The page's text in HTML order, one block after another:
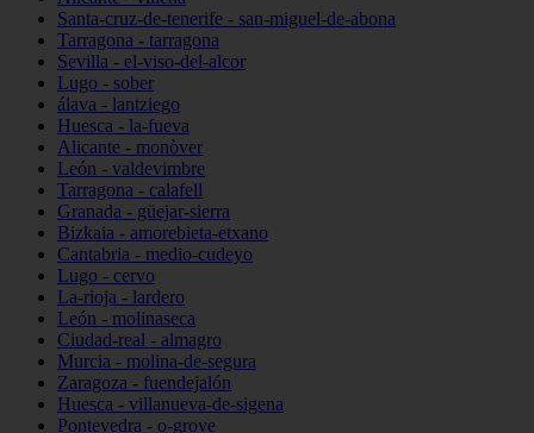
Santa-cruz-de-tenerife - san-miguel-de-abona
Tarragona - tarragona
Sevilla - el-viso-del-alcor
Lugo - sober
álava - lantziego
Huesca - la-fueva
Alicante - monòver
León - valdevimbre
Tarragona - calafell
Granada - güejar-sierra
Bizkaia - amorebieta-etxano
Cantabria - medio-cudeyo
Lugo - cervo
La-rioja - lardero
León - molinaseca
Ciudad-real - almagro
Murcia - molina-de-segura
Zaragoza - fuendejalón
Huesca - villanueva-de-sigena
Pontevedra - o-grove